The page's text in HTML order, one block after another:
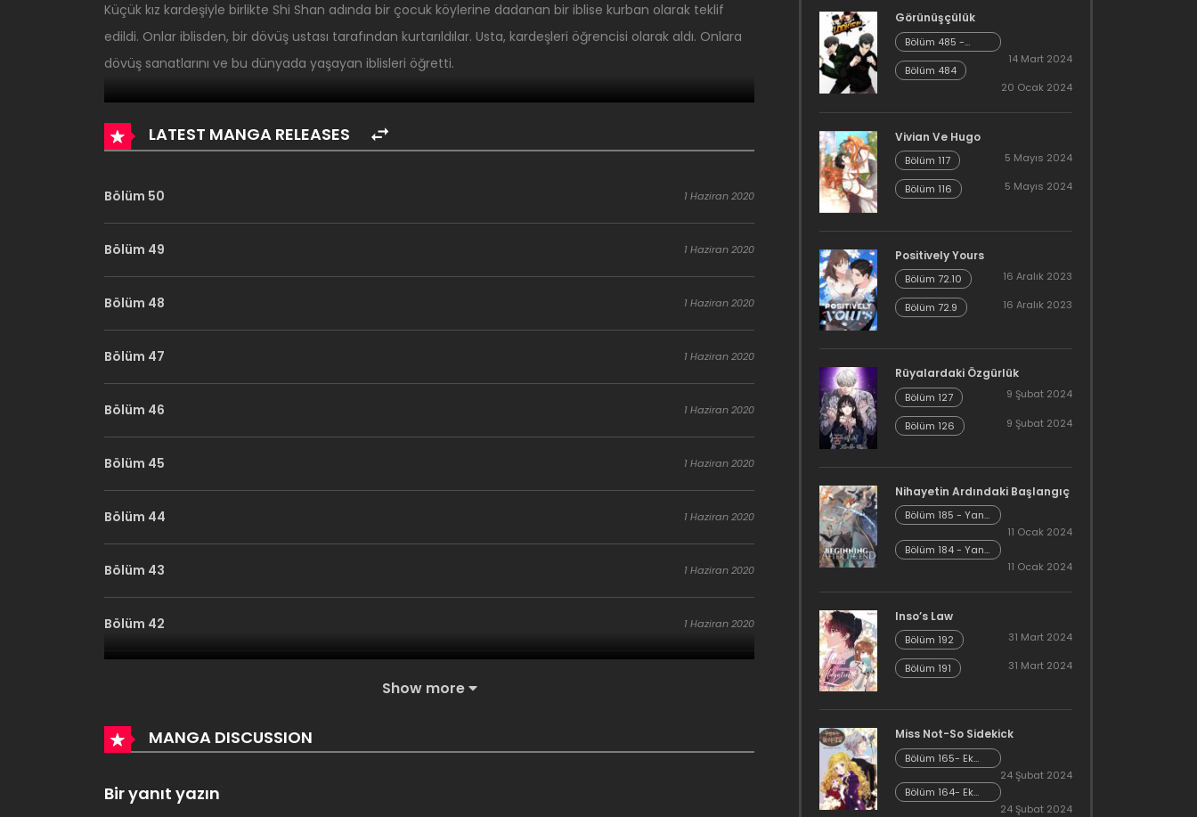
Küçük kız kardeşiyle birlikte Shi Shan adında bir çocuk köylerine dadanan bir iblise kurban olarak teklif
edildi. Onlar iblisden, bir dövüş ustası tarafından kurtarıldılar. Usta, kardeşleri öğrencisi olarak aldı. Onlara
dövüş sanatlarını ve bu dünyada yaşayan iblisleri öğretti.
LATEST MANGA RELEASES
Bölüm 50 1 Haziran 2020
Bölüm 49 1 Haziran 2020
Bölüm 48 1 Haziran 2020
Bölüm 47 1 Haziran 2020
Bölüm 46 1 Haziran 2020
Bölüm 45 1 Haziran 2020
Bölüm 44 1 Haziran 2020
Bölüm 43 1 Haziran 2020
Bölüm 42 1 Haziran 2020
Bölüm 40
Bölüm 39
Show more
MANGA DISCUSSION
Bir yanıt yazın
Görünüşçülük
Bölüm 485 -
Cheonliang [04]
14 Mart 2024
Bölüm 484
20 Ocak 2024
Vivian Ve Hugo
Bölüm 117 5 Mayıs 2024
Bölüm 116 5 Mayıs 2024
Positively Yours
Bölüm 72.10 16 Aralık 2023
Bölüm 72.9 16 Aralık 2023
Rüyalardaki Özgürlük
Bölüm 127 9 Şubat 2024
Bölüm 126 9 Şubat 2024
Nihayetin Ardındaki Başlangıç
Bölüm 185 - Yan
Hikaye Kısım 7
11 Ocak 2024
Bölüm 184 - Yan
Hikaye Kısım 6
11 Ocak 2024
Inso’s Law
Bölüm 192 31 Mart 2024
Bölüm 191 31 Mart 2024
Miss Not-So Sidekick
Bölüm 165- Ek
Bölüm 26
24 Şubat 2024
Bölüm 164- Ek
Bölüm 25
24 Şubat 2024